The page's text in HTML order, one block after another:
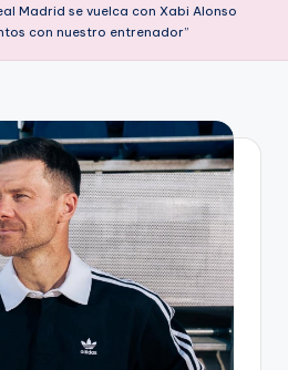
Madrid se vuelca con Xabi Alonso
con nuestro entrenador”